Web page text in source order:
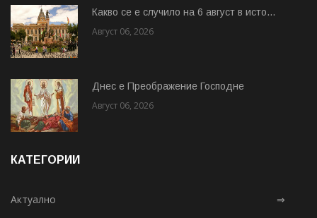
Какво се е случило на 6 август в исто...
Август 06, 2026
Днес е Преображение Господне
Август 06, 2026
КАТЕГОРИИ
Актуално ⇒